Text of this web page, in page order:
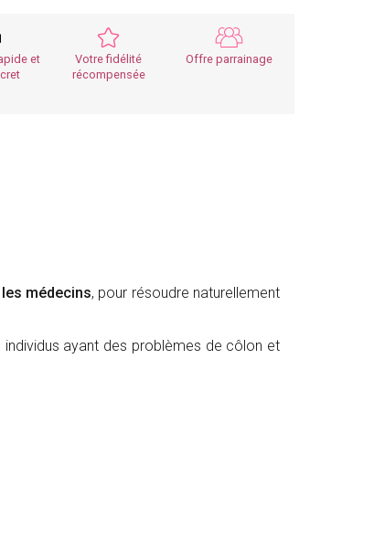
et
Votre fidélité
récompensée
Offre parrainage
médecins, pour résoudre naturellement
ayant des problèmes de côlon et